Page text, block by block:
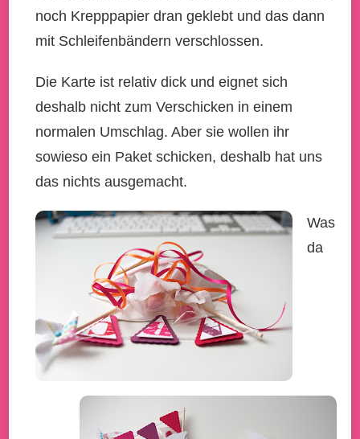
noch Krepppapier dran geklebt und das dann
mit Schleifenbändern verschlossen.
Die Karte ist relativ dick und eignet sich
deshalb nicht zum Verschicken in einem
normalen Umschlag. Aber sie wollen ihr
sowieso ein Paket schicken, deshalb hat uns
das nichts ausgemacht.
Was
da